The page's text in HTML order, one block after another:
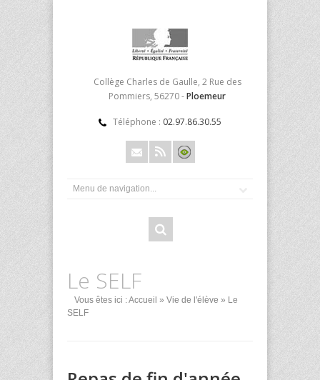
Collège Charles de Gaulle, 2 Rue des
Pommiers, 56270 -Ploemeur
Téléphone : 02.97.86.30.55
Le SELF
Vous êtes ici :Accueil » Vie de l'élève » Le
SELF